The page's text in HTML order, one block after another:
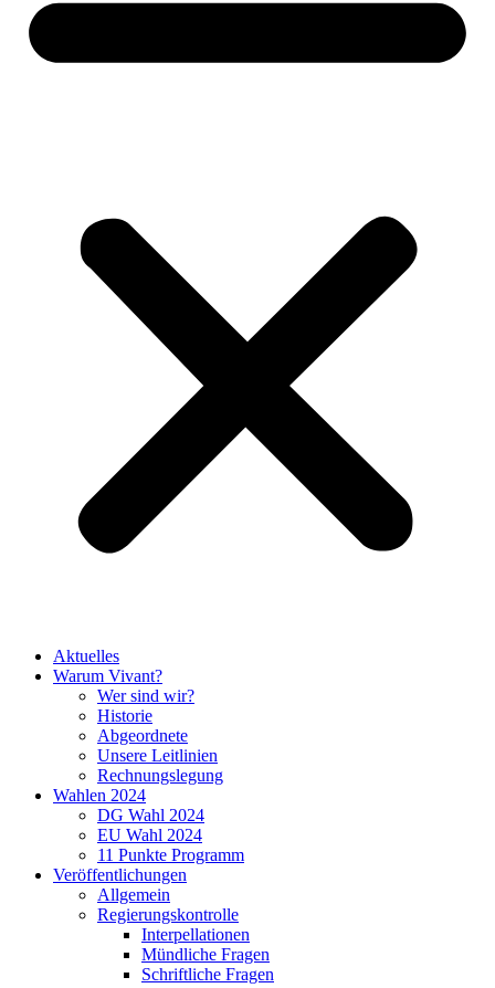
Aktuelles
Warum Vivant?
Wer sind wir?
Historie
Abgeordnete
Unsere Leitlinien
Rechnungslegung
Wahlen 2024
DG Wahl 2024
EU Wahl 2024
11 Punkte Programm
Veröffentlichungen
Allgemein
Regierungskontrolle
Interpellationen
Mündliche Fragen
Schriftliche Fragen